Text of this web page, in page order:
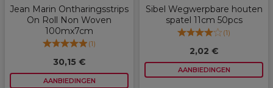
Jean Marin Ontharingsstrips
On Roll Non Woven
100mx7cm
(1)
30,15 €
AANBIEDINGEN
Sibel Wegwerpbare houten
spatel 11cm 50pcs
(1)
2,02 €
AANBIEDINGEN